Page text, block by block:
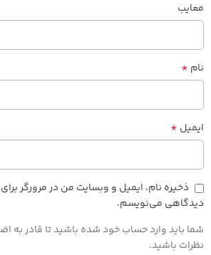
معایب
نام *
ایمیل *
ذخیره نام، ایمیل و وبسایت من در مرورگر
دیدگاهی می‌نویسم.
شما باید وارد حساب خود شده باشید تا قادر به
نظرات باشید.